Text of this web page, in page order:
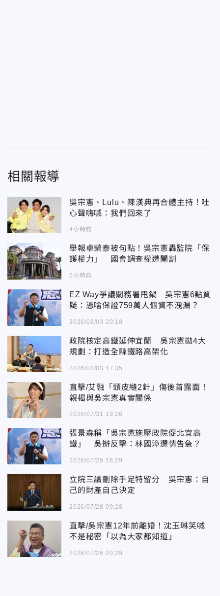
相關報導
吳宗憲、Lulu、陳漢典再合體主持！吐
心聲嗨喊：我們回來了
4小時前
舉報卓榮泰被句點！吳宗憲轟監院「保
護權力」 國會調查權遭閹割
6小時前
EZ Way爭議關務署甩鍋 吳宗憲6點質
疑：憑啥保證759萬人個資不洩漏？
2026/08/03 20:18
政院核定高鐵延伸宜蘭 吳宗憲拋4大
規劃：打造全縣鐵路高架化
2026/08/03 17:35
直擊/艾融「頭皮縫2針」傷後首露面！
親揭與吳宗憲真實關係
2026/07/31 19:26
張景森稱「吳宗憲施壓政院促北宜高
鐵」 吳辦反擊：林國漳選情告急？
2026/07/29 16:29
立院三讀刪除手足特留分 吳宗憲：自
己的財產自己決定
2026/07/28 09:28
直擊/吳宗憲12年前離婚！沈玉琳笑喊
不是秘密「以為大家都知道」
2026/07/26 20:29